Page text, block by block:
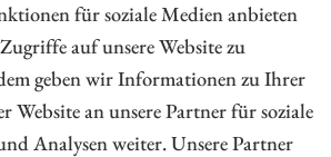
für soziale Medien anbieten
auf unsere Website zu
geben wir Informationen zu Ihrer
Website an unsere Partner für soziale
Analysen weiter. Unsere Partner